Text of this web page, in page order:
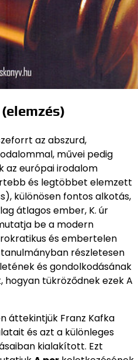
az abszurd,
művei pedig
európai irodalom
és legtöbbet elemzett
különösen fontos alkotás,
átlagos ember, K. úr
be a modern
és embertelen
részletesen
és gondolkodásának
tükröződnek ezek A
áttekintjük Franz Kafka
és azt a különleges
kialakított. Ezt